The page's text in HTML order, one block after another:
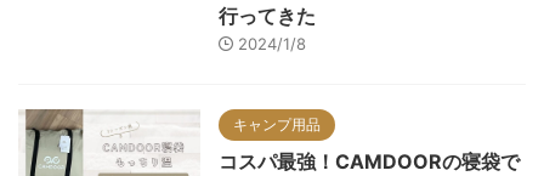
行ってきた
2024/1/8
キャンプ用品
コスパ最強！CAMDOORの寝袋で